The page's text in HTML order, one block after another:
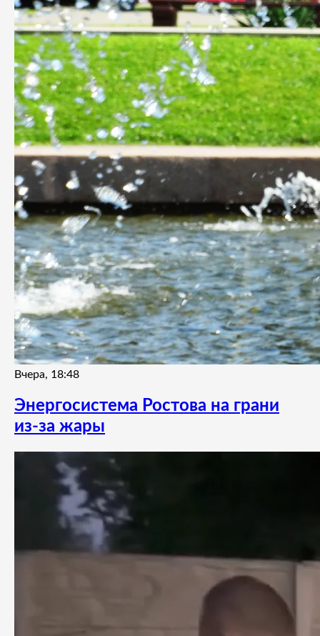
Вчера, 18:48
Энергосистема Ростова на грани
из-за жары